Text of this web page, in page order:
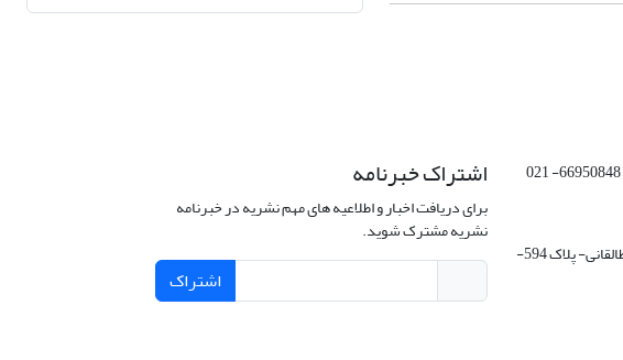
خیابان انقلاب- خیابان قدس- ابتدای خ طالقانی- پلاک 594-
اشتراک خبرنامه
برای دریافت اخبار و اطلاعیه های مهم نشریه در خبرنامه
نشریه مشترک شوید.
اشتراک